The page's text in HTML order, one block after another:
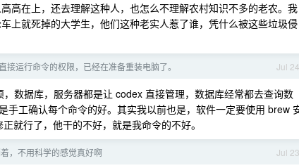
高在上，还去理解这种人，也怎么不理解农村知识不多的老农。我
上就死掉的大学生，他们这种老实人惹了谁，凭什么被这些垃圾侵
Jul 24
接运行命令的权限，已经在准备重装电脑了。
数据库，服务器都是让 codex 直接管理，数据库经常都去查询数
手工确认每个命令的好。其实我以前也是，软件一定要使用 brew
就行了，他干的不好，就是我命令的不好。
Jul 23
，不用科学的感觉真好啊